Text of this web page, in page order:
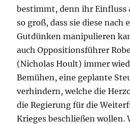
bestimmt, denn ihr Einfluss
so groß, dass sie diese nach
Gutdünken manipulieren
auch Oppositionsführer
(Nicholas Hoult) immer
Bemühen, eine geplante
verhindern, welche die
die Regierung für die
Krieges beschließen wollen.